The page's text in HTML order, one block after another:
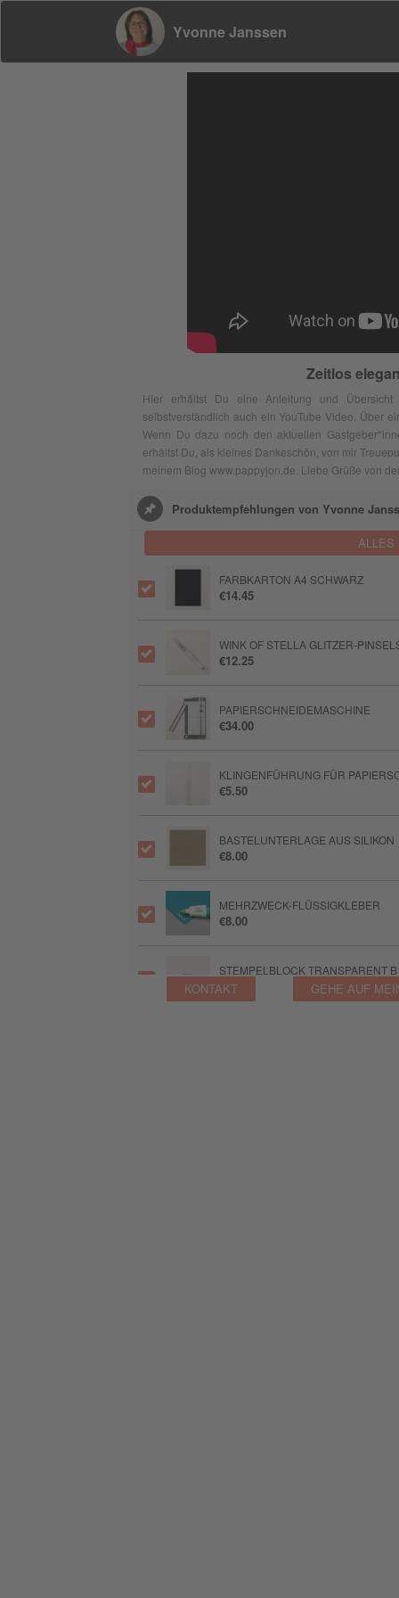
Yvonne Janssen
Zeitlos
Hier erhältst Du eine Anleitung und
selbstverständlich auch ein YouTube Video. Über
Wenn Du dazu noch den aktuellen
erhältst Du, als kleines Dankeschön, von mir
meinem Blog www.pappyjon.de. Liebe Grüße von
Produktempfehlungen von Yvonne
ALLES
FARBKARTON A4 SCHWARZ
€14.45
WINK OF STELLA GLITZER-
€12.25
PAPIERSCHNEIDEMASCHINE
€34.00
KLINGENFÜHRUNG FÜR
€5.50
BASTELUNTERLAGE AUS SILIKON
€8.00
MEHRZWECK-FLÜSSIGKLEBER
€8.00
STEMPELBLOCK TRANSPARENT B
€8.50
KONTAKT GEHE AUF